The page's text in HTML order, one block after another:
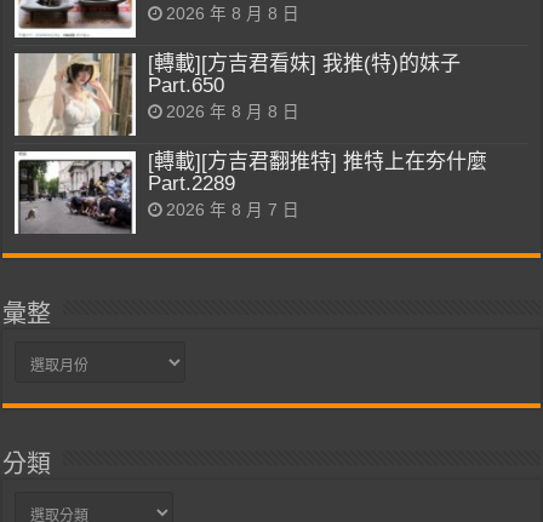
2026 年 8 月 8 日
[轉載][方吉君看妹] 我推(特)的妹子
Part.650
2026 年 8 月 8 日
[轉載][方吉君翻推特] 推特上在夯什麼
Part.2289
2026 年 8 月 7 日
彙整
彙
分類
分